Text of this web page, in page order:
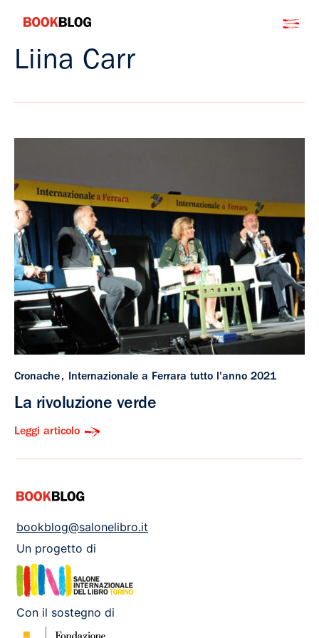
contenuto
Bookblog
Liina Carr
Cronache Internazionale a Ferrara tutto l'anno 2021
La rivoluzione verde
Leggi articolo
bookblog@salonelibro.it
Un progetto di
Con il sostegno di